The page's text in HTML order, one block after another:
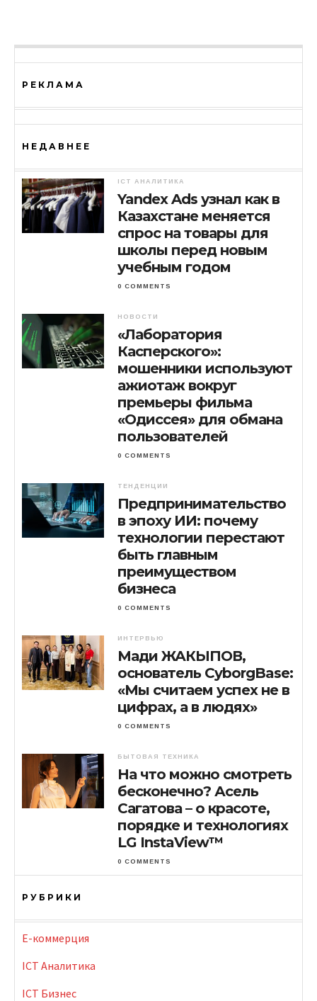
РЕКЛАМА
НЕДАВНЕЕ
ICT АНАЛИТИКА
Yandex Ads узнал как в
Казахстане меняется
спрос на товары для
школы перед новым
учебным годом
0 COMMENTS
НОВОСТИ
«Лаборатория
Касперского»:
мошенники используют
ажиотаж вокруг
премьеры фильма
«Одиссея» для обмана
пользователей
0 COMMENTS
ТЕНДЕНЦИИ
Предпринимательство
в эпоху ИИ: почему
технологии перестают
быть главным
преимуществом
бизнеса
0 COMMENTS
ИНТЕРВЬЮ
Мади ЖАКЫПОВ,
основатель CyborgBase:
«Мы считаем успех не в
цифрах, а в людях»
0 COMMENTS
БЫТОВАЯ ТЕХНИКА
На что можно смотреть
бесконечно? Асель
Сагатова – о красоте,
порядке и технологиях
LG InstaView™
0 COMMENTS
РУБРИКИ
E-коммерция
ICT Аналитика
ICT Бизнес